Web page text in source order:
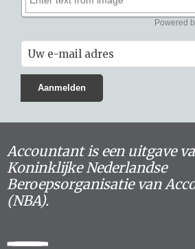
Accountant is een uitgave
Koninklijke Nederlandse
Beroepsorganisatie van
(NBA).